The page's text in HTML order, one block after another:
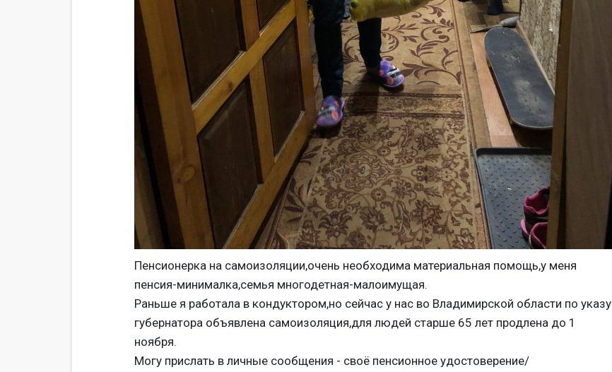
Пенсионерка на самоизоляции,очень необходима материальная помощь,у меня
пенсия-минималка,семья многодетная-малоимущая.
Раньше я работала в кондуктором,но сейчас у нас во Владимирской области по указу
губернатора объявлена самоизоляция,для людей старше 65 лет продлена до 1
ноября.
Могу прислать в личные сообщения - своё пенсионное удостоверение/